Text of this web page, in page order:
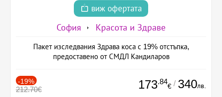
виж офертата
София Красота и Здраве
Пакет изследвания Здрава коса с 19% отстъпка,
предоставено от СМДЛ Кандиларов
-19%
212.70€ 173.84
€ / 340лв.